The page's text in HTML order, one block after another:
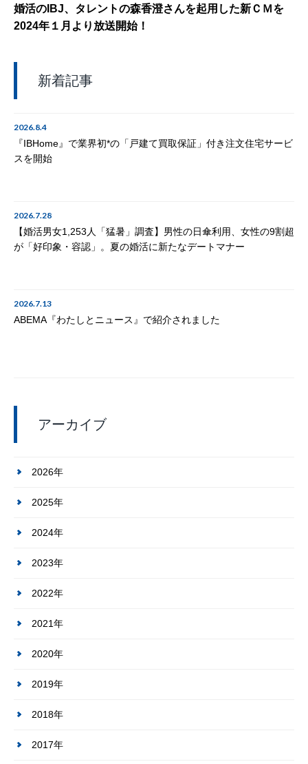
婚活のIBJ、タレントの森香澄さんを起用した新ＣＭを
2024年１月より放送開始！
新着記事
2026.8.4
『IBHome』で業界初*の「戸建て買取保証」付き注文住宅サービ
スを開始
2026.7.28
【婚活男女1,253人「猛暑」調査】男性の日傘利用、女性の9割超
が「好印象・容認」。夏の婚活に新たなデートマナー
2026.7.13
ABEMA『わたしとニュース』で紹介されました
アーカイブ
2026年
2025年
2024年
2023年
2022年
2021年
2020年
2019年
2018年
2017年